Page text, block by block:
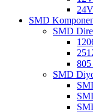
SMD
SMD
SMD